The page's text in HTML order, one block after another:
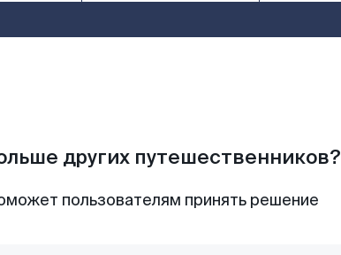
других путешественников?
пользователям принять решение